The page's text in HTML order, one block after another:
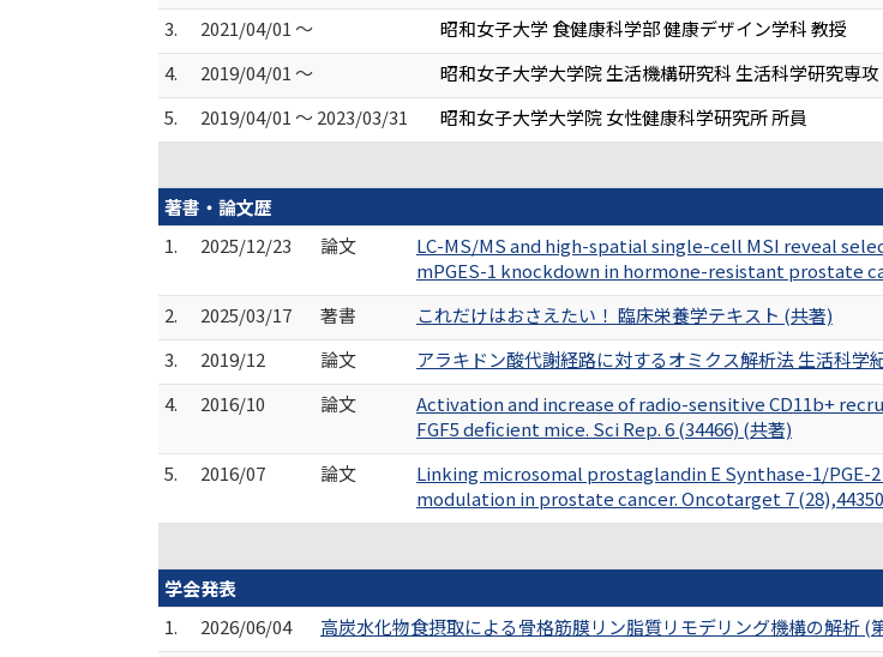
3.
2021/04/01 ～
昭和女子大学 食健康科学部 健康デザイン学科 教授
4.
2019/04/01 ～
昭和女子大学大学院 生活機構研究科 生活科学研究専攻
5.
2019/04/01 ～ 2023/03/31
昭和女子大学大学院 女性健康科学研究所 所員
著書・論文歴
1.
2025/12/23 論文
LC-MS/MS and high-spatial single-cell MSI reveal
mPGES-1 knockdown in hormone-resistant prostate
2.
2025/03/17 著書
これだけはおさえたい！ 臨床栄養学テキスト (共著)
3.
2019/12 論文
アラキドン酸代謝経路に対するオミクス解析法 生活科学
4.
2016/10 論文
Activation and increase of radio-sensitive CD11b+
FGF5 deficient mice. Sci Rep. 6 (34466) (共著)
5.
2016/07 論文
Linking microsomal prostaglandin E Synthase-1/PGE-
modulation in prostate cancer. Oncotarget 7
学会発表
1.
2026/06/04
高炭水化物食摂取による骨格筋膜リン脂質リモデリング機構の解析 (